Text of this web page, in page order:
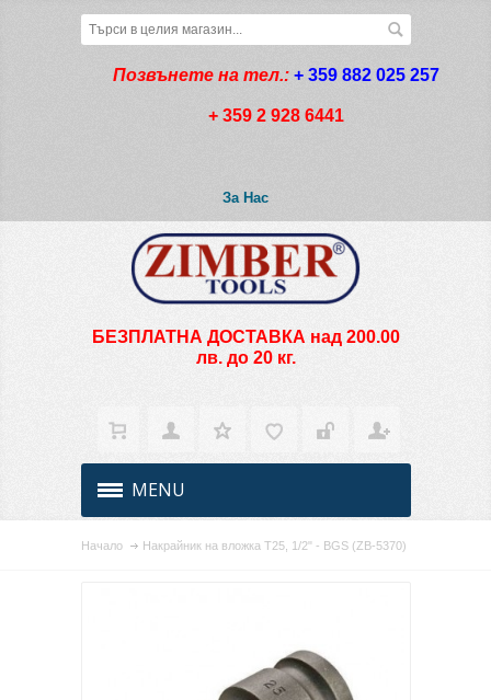
Позвънете на тел.: + 359 882 025 257
+ 359 2 928 6441
За Нас
БЕЗПЛАТНА ДОСТАВКА над 200.00
лв. до 20 кг.
MENU
Начало Накрайник на вложка T25, 1/2" - BGS (ZB-5370)